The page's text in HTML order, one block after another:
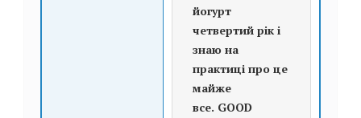
йогурт
четвертий рік і
знаю на
практиці про це
майже
все. GOOD